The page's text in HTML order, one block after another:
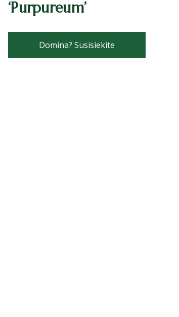
‘Purpureum’
Domina? Susisiekite